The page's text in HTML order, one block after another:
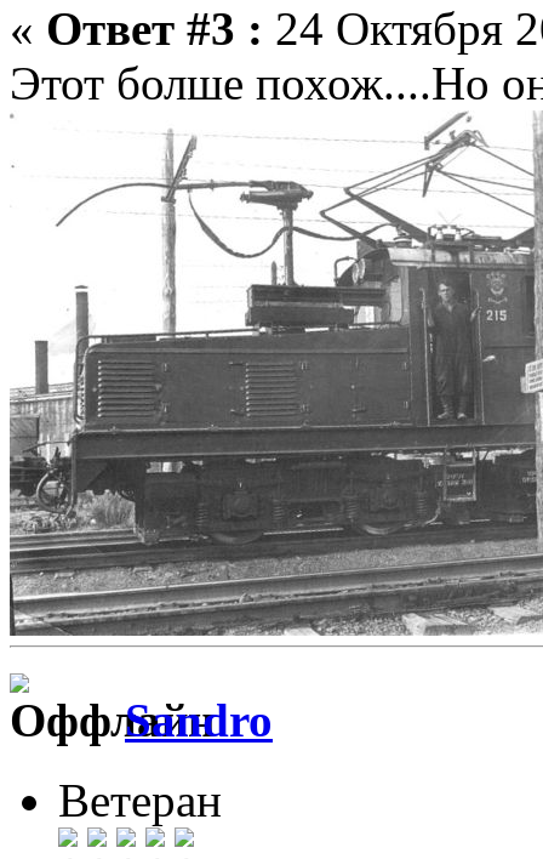
« Ответ #3 : 24 Октября
Этот болше похож....Но
Sandro
Ветеран